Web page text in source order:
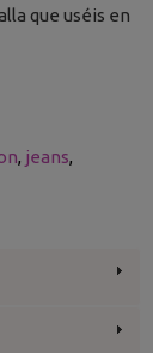
que uséis en
jeans